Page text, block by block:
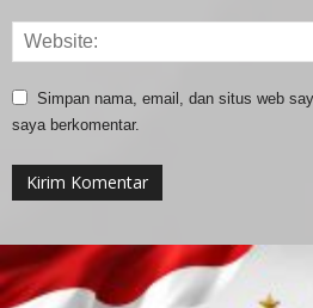
Simpan nama, email, dan situs web
saya berkomentar.